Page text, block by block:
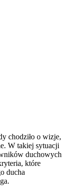
chodziło o wizje,
W takiej sytuacji
duchowych
które
ducha